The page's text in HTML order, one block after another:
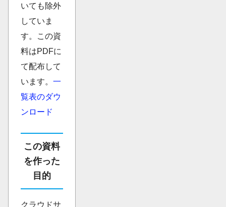
いても除外
していま
す。この資
料はPDFに
て配布して
います。 一
覧表のダウ
ンロード
この資料
を作った
目的
クラウドサ